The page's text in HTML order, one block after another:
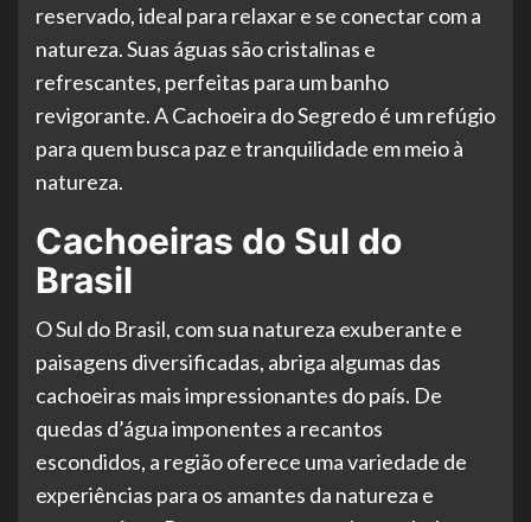
reservado, ideal para relaxar e se conectar com a
natureza. Suas águas são cristalinas e
refrescantes, perfeitas para um banho
revigorante. A Cachoeira do Segredo é um refúgio
para quem busca paz e tranquilidade em meio à
natureza.
Cachoeiras do Sul do
Brasil
O Sul do Brasil, com sua natureza exuberante e
paisagens diversificadas, abriga algumas das
cachoeiras mais impressionantes do país. De
quedas d’água imponentes a recantos
escondidos, a região oferece uma variedade de
experiências para os amantes da natureza e